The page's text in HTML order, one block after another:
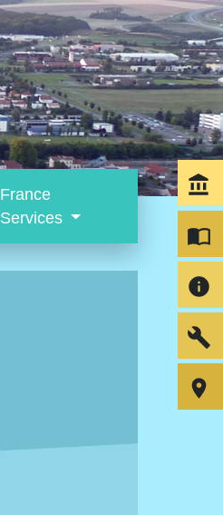
France
Services
account_balance
import_contacts
info
build
room